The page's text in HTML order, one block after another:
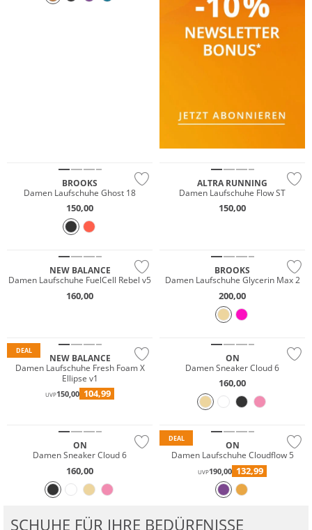
BROOKS
Damen Laufschuhe Ghost 18
150,00
NEU
ALTRA RUNNING
Damen Laufschuhe Flow ST
150,00
NEW BALANCE
Damen Laufschuhe FuelCell Rebel v5
160,00
BROOKS
Damen Laufschuhe Glycerin Max 2
200,00
DEAL
NEW BALANCE
Damen Laufschuhe Fresh Foam X
Ellipse v1
UVP150,00 104,99
ON
Damen Sneaker Cloud 6
160,00
ON
Damen Sneaker Cloud 6
160,00
DEAL
ON
Damen Laufschuhe Cloudflow 5
UVP190,00 132,99
SCHUHE FÜR IHRE BEDÜRFNISSE